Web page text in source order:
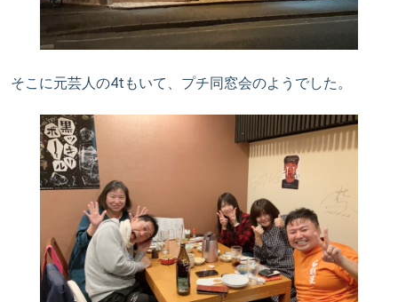
そこに元芸人の4tもいて、プチ同窓会のようでした。